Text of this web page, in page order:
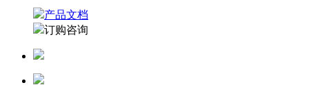
产品文档
订购咨询